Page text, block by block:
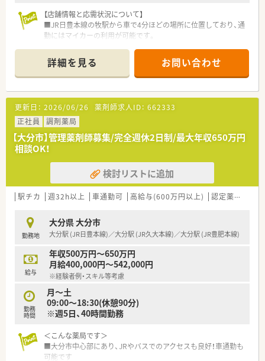
【店舗情報と応需状況について】
■JR日豊本線の牧駅から車で4分ほどの場所に位置しており、通
勤にはマイカーの利用が可能です。
から小児科をメインに対応しています。
■現在は正社員の薬剤師1名と事務員1名の少人数体制で、地域
に密着した医療を提供しています。
【募集背景と求める人物像について】
■調剤薬局での実務経験が5年以上ある方を歓迎しており、即戦
力として活躍できる方を求めています。
■将来的に管理職を目指したい方や、認定薬剤師などの専門資格
をお持ちの方は優遇して採用します。
■小児科の対応が中心となるため、子供やその保護者に対して優
しく丁寧な対応ができる方を歓迎します。
【法人特徴について】
■大手チェーンのグループ企業として業界トップクラスの安定
■店舗間のネットワークが強く、無理のない勤務体制や充実した
研修制度で職員の成長を支えています。
■最新の調剤機器やシステムの導入に積極的で、業務の効率化と
患者様へのサービス向上を両立させています。
【求人情報について】
■年収は経験やスキルを十分に考慮した上で、500万円から600
万円の間で相談することが可能です。
■地域手当や住宅手当などの各種手当が非常に充実しており、安
定した収入を確保できる環境です。
業務への取り組みが評価されます。
詳細を見る お問い合わせ
更新日： 2026/06/26 薬剤師求人ID： 662333
正社員
調剤薬局
【大分市】管理薬剤師募集/完全週休2日制/最大年収650万円
相談OK！
検討リストに追加
駅チカ 週32h以上 車通勤可 高給与(600万円以上) 認定薬剤師取得支援あり
勤務地
大分県 大分市
大分駅 (JR日豊本線)／大分駅 (JR久大本線)／大分駅 (JR豊肥本線)
給与
年収500万円～650万円
月給400,000円～542,000円
※経験者例・スキル等考慮
勤務
時間
月～土
09:00～18:30(休憩90分)
※週5日、40時間勤務
＜こんな薬局です＞
■大分市中心部にあり、JRやバスでのアクセスも良好！車通勤も
可能です